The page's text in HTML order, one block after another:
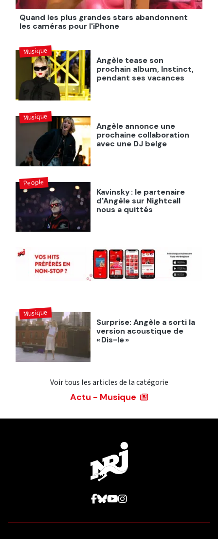
Quand les plus grandes stars abandonnent
les caméras pour l'iPhone
Angèle tease son
prochain album, Instinct,
pendant ses vacances
Musique
Angèle annonce une
prochaine collaboration
avec une DJ belge
Musique
Kavinsky : le partenaire
d'Angèle sur Nightcall
nous a quittés
People
Surprise: Angèle a sorti la
version acoustique de
« Dis-le »
Musique
Voir tous les articles de la catégorie
Actu - Musique